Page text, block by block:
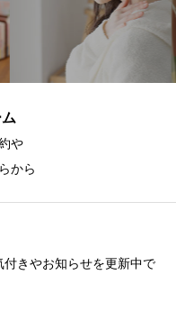
や
から
きやお知らせを更新中で